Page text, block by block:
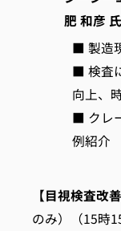
肥 和彦 氏
■ 製造
■ 検査
向上、
■ クレ
例紹介
【目視検査改
のみ）（15時